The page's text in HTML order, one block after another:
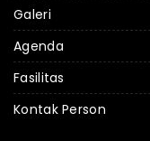
Galeri
Agenda
Fasilitas
Kontak Person